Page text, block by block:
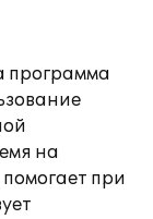
программа
на
при